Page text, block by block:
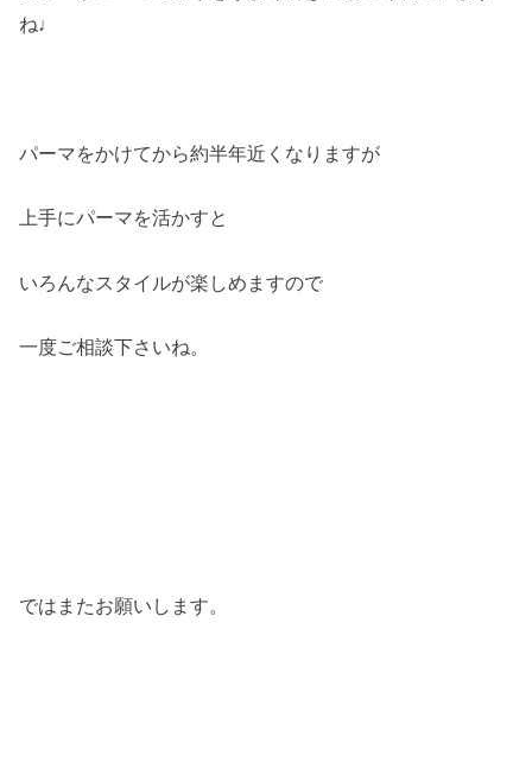
ね♩
パーマをかけてから約半年近くなりますが
上手にパーマを活かすと
いろんなスタイルが楽しめますので
一度ご相談下さいね。
ではまたお願いします。